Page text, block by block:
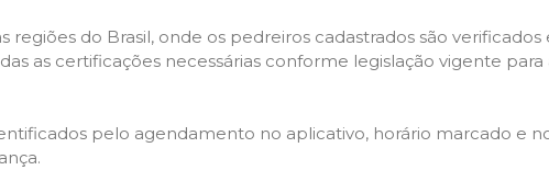
do Brasil, onde os pedreiros cadastrados são
as certificações necessárias conforme legislação vigente
pelo agendamento no aplicativo, horário marcado e